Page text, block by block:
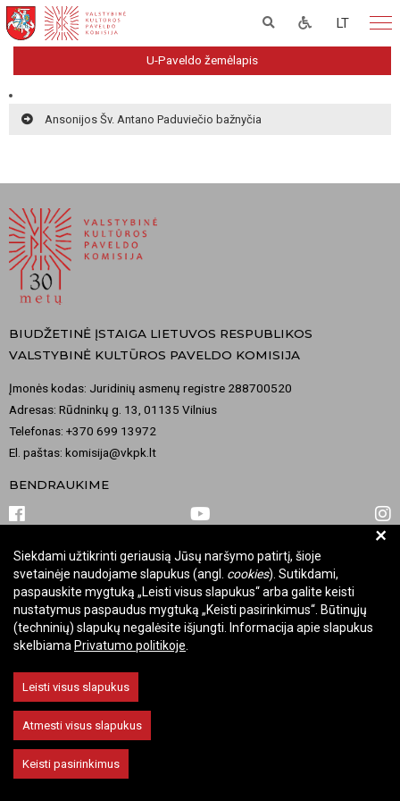
LT
U-Paveldo žemėlapis
Ansonijos Šv. Antano Paduviečio bažnyčia
BIUDŽETINĖ ĮSTAIGA LIETUVOS RESPUBLIKOS
VALSTYBINĖ KULTŪROS PAVELDO KOMISIJA
Įmonės kodas: Juridinių asmenų registre 288700520
Adresas: Rūdninkų g. 13, 01135 Vilnius
Telefonas: +370 699 13972
El. paštas: komisija@vkpk.lt
BENDRAUKIME
© 2026 Valstybinė kultūros paveldo komisija. Visos teisės saugomos.
Keisti slapukų nustatymus
+
Siekdami užtikrinti geriausią Jūsų naršymo patirtį, šioje
svetainėje naudojame slapukus (angl. cookies). Sutikdami,
paspauskite mygtuką „Leisti visus slapukus“ arba galite keisti
nustatymus paspaudus mygtuką „Keisti pasirinkimus“. Būtinųjų
(techninių) slapukų negalėsite išjungti. Informacija apie slapukus
skelbiama Privatumo politikoje
Leisti visus slapukus
Atmesti visus slapukus
Keisti pasirinkimus